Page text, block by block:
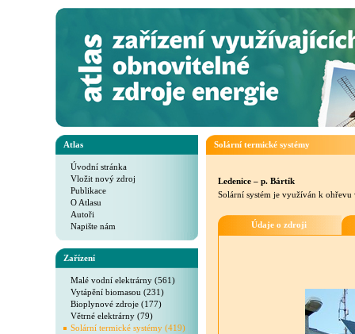
Atlas
Úvodní stránka
Vložit nový zdroj
Publikace
O Atlasu
Autoři
Napište nám
Zařízení
Malé vodní elektrárny (561)
Vytápění biomasou (231)
Bioplynové zdroje (177)
Větrné elektrárny (79)
Solární termické systémy (419)
Solární termické systémy
Ledenice – p. Bártík
Solární systém je využíván k
Údaje o zdroji